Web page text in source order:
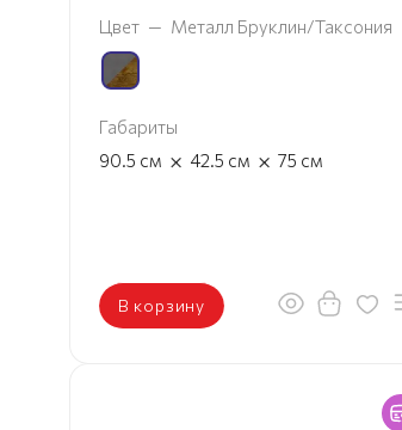
Цвет — Металл Бруклин/Таксония
Габариты
90.5 см × 42.5 см × 75 см
В корзину